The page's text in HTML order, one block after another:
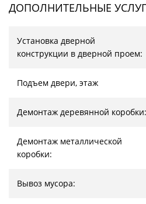
ДОПОЛНИТЕЛЬНЫЕ
Установка дверной
конструкции в дверной проем:
Подъем двери, этаж
Демонтаж деревянной коробки:
Демонтаж металлической
коробки:
Вывоз мусора: